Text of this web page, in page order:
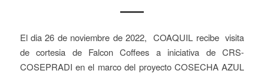
El dia 26 de noviembre de 2022, COAQUIL recibe visita
de cortesia de Falcon Coffees a iniciativa de CRS-
COSEPRADI en el marco del proyecto COSECHA AZUL